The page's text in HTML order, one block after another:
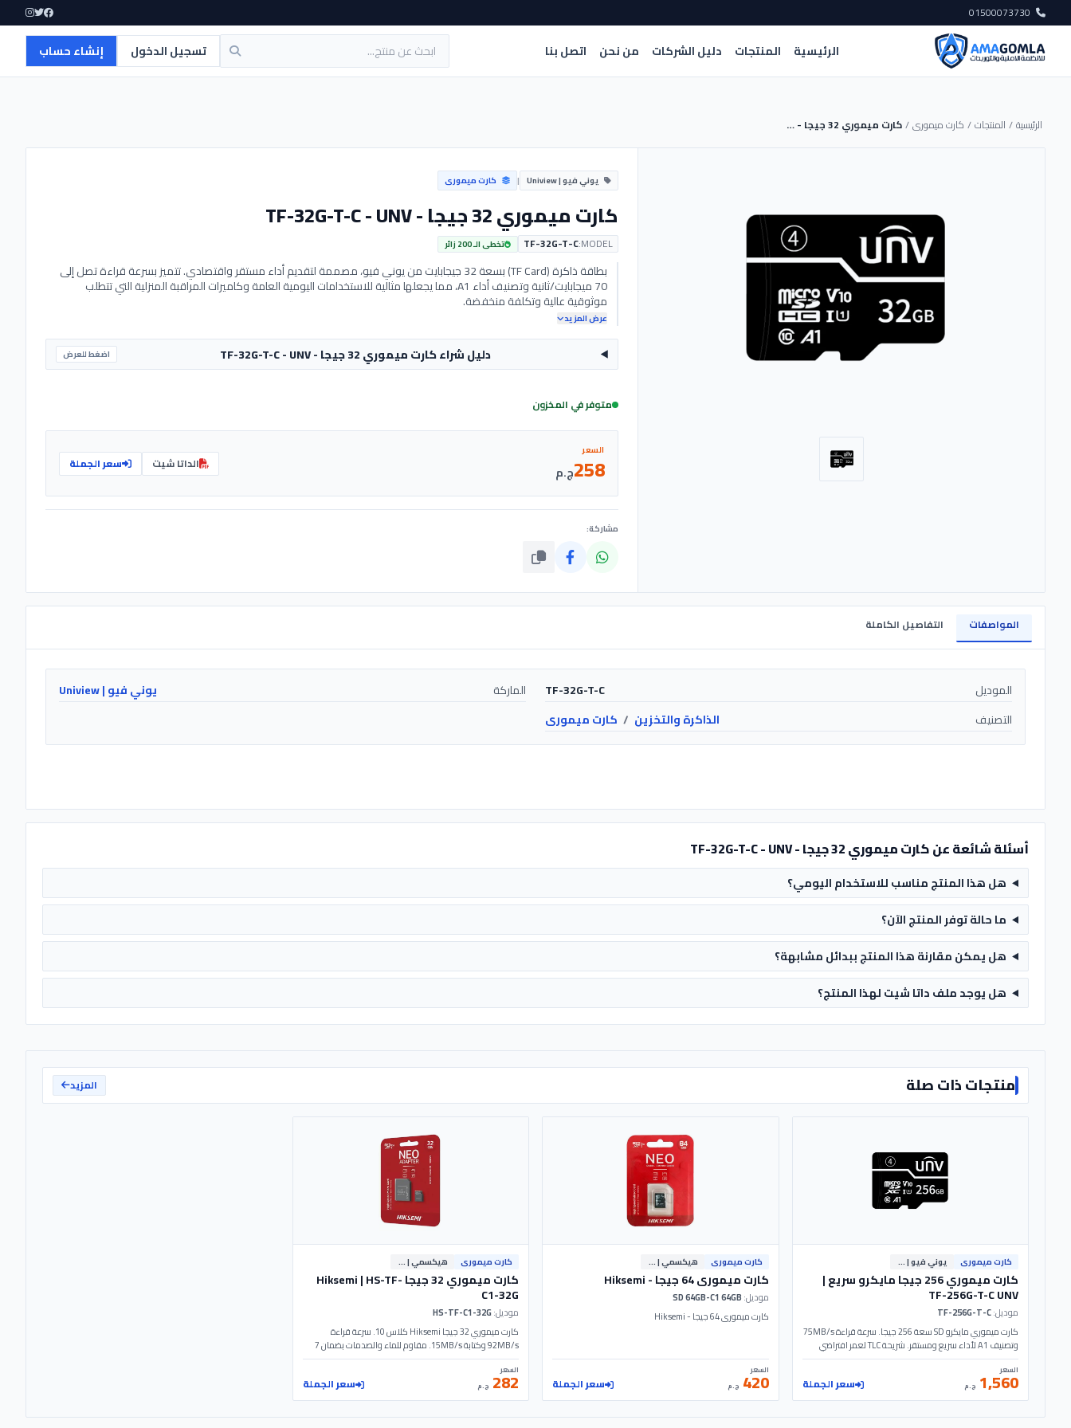
الرئيسية المنتجات دليل الشركات من نحن اتصل بنا تسجيل الدخول إنشاء حساب
الرئيسية/ المنتجات/ كارت ميمورى/ كارت ميموري 32 جيجا - TF-32G-T-C - UNV
يوني فيو | Uniview | كارت ميمورى
كارت ميموري 32 جيجا - TF-32G-T-C - UNV
MODEL:
TF-32G-T-C تخطى الـ 200 زائر
بطاقة ذاكرة (TF Card) بسعة 32 جيجابايت من يوني فيو، مصممة لتقديم أداء مستقر واقتصادي. تتميز بسرعة قراءة تصل إلى
70 ميجابايت/ثانية وتصنيف أداء A1، مما يجعلها مثالية للاستخدامات اليومية العامة وكاميرات المراقبة المنزلية التي تتطلب
موثوقية عالية وتكلفة منخفضة.
عرض المزيد
دليل شراء كارت ميموري 32 جيجا - TF-32G-T-C - UNV اضغط للعرض
متوفر في المخزون
السعر
258ج.م الداتا شيت سعر الجملة
مشاركة:
المواصفات التفاصيل الكاملة
الموديل TF-32G-T-C الماركة
يوني فيو | Uniview
التصنيف
الذاكرة والتخزين / كارت ميمورى
أسئلة شائعة عن كارت ميموري 32 جيجا - TF-32G-T-C - UNV
هل هذا المنتج مناسب للاستخدام اليومي؟
ما حالة توفر المنتج الآن؟
هل يمكن مقارنة هذا المنتج ببدائل مشابهة؟
هل يوجد ملف داتا شيت لهذا المنتج؟
منتجات ذات صلة المزيد
كارت ميمورى يوني فيو | Uniview
كارت ميموري 256 جيجا مايكرو سريع |
TF-256G-T-C UNV
موديل:
كارت ميموري مايكرو SD سعة 256 جيجا. سرعة قراءة 75MB/s
وتصنيف A1 لأداء سريع ومستقر. شريحة TLC لعمر افتراضي
طويل. موديل TF-256G-T-C UNV.
السعر
1,560 ج.م سعر الجملة
كارت ميمورى هيكسمي | Hiksemi
كارت ميمورى 64 جيجا - Hiksemi
موديل:
كارت ميمورى 64 جيجا - Hiksemi
السعر
420 ج.م سعر الجملة
كارت ميمورى هيكسمي | Hiksemi
كارت ميموري 32 جيجا Hiksemi | HS-TF-
C1-32G
موديل:
كارت ميموري 32 جيجا Hiksemi كلاس 10. سرعة قراءة
92MB/s وكتابة 15MB/s. مقاوم للماء والصدمات بضمان 7
سنوات. موديل HS-TF-C1-32G - Hiksemi (Hikvision).
السعر
282 ج.م سعر الجملة